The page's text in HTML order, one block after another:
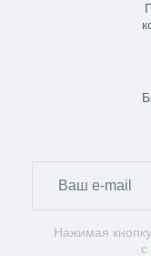
Нажимая
с